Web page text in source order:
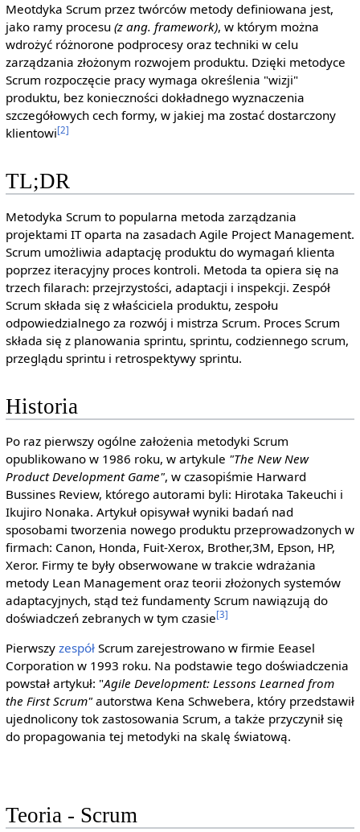
Meotdyka Scrum przez twórców metody definiowana jest,
jako ramy procesu (z ang. framework), w którym można
wdrożyć różnorone podprocesy oraz techniki w celu
zarządzania złożonym rozwojem produktu. Dzięki metodyce
Scrum rozpoczęcie pracy wymaga określenia "wizji"
produktu, bez konieczności dokładnego wyznaczenia
szczegółowych cech formy, w jakiej ma zostać dostarczony
klientowi[2]
TL;DR
Metodyka Scrum to popularna metoda zarządzania
projektami IT oparta na zasadach Agile Project Management.
Scrum umożliwia adaptację produktu do wymagań klienta
poprzez iteracyjny proces kontroli. Metoda ta opiera się na
trzech filarach: przejrzystości, adaptacji i inspekcji. Zespół
Scrum składa się z właściciela produktu, zespołu
odpowiedzialnego za rozwój i mistrza Scrum. Proces Scrum
składa się z planowania sprintu, sprintu, codziennego scrum,
przeglądu sprintu i retrospektywy sprintu.
Historia
Po raz pierwszy ogólne założenia metodyki Scrum
opublikowano w 1986 roku, w artykule "The New New
Product Development Game", w czasopiśmie Harward
Bussines Review, którego autorami byli: Hirotaka Takeuchi i
Ikujiro Nonaka. Artykuł opisywał wyniki badań nad
sposobami tworzenia nowego produktu przeprowadzonych w
firmach: Canon, Honda, Fuit-Xerox, Brother,3M, Epson, HP,
Xeror. Firmy te były obserwowane w trakcie wdrażania
metody Lean Management oraz teorii złożonych systemów
adaptacyjnych, stąd też fundamenty Scrum nawiązują do
doświadczeń zebranych w tym czasie[3]
Pierwszy zespółScrum zarejestrowano w firmie Eeasel
Corporation w 1993 roku. Na podstawie tego doświadczenia
powstał artykuł: "Agile Development: Lessons Learned from
the First Scrum"autorstwa Kena Schwebera, który przedstawił
ujednolicony tok zastosowania Scrum, a także przyczynił się
do propagowania tej metodyki na skalę światową.
Teoria - Scrum